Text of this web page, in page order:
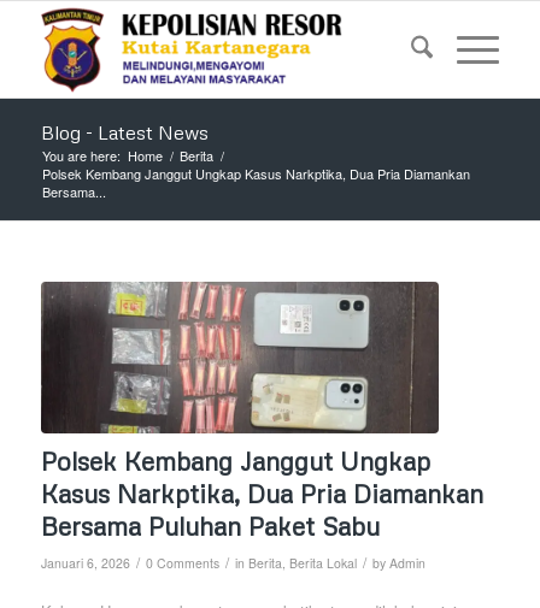
Blog - Latest News
You are here: Home / Berita /
Polsek Kembang Janggut Ungkap Kasus Narkptika, Dua Pria Diamankan
Bersama...
Polsek Kembang Janggut Ungkap
Kasus Narkptika, Dua Pria Diamankan
Bersama Puluhan Paket Sabu
Januari 6, 2026 / 0 Comments / in Berita Berita Lokal / by Admin